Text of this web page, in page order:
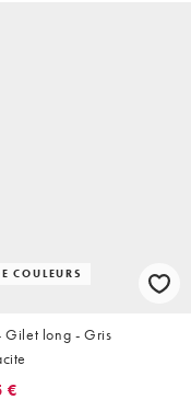
COULEURS
Gilet long - Gris
€